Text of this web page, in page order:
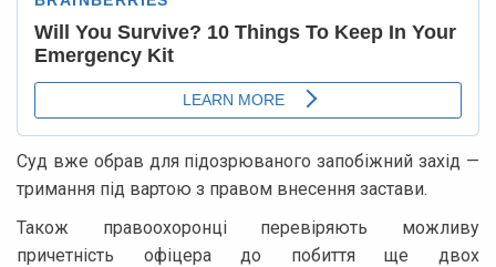
Суд вже обрав для підозрюваного запобіжний захід —
тримання під вартою з правом внесення застави.
Також правоохоронці перевіряють можливу
причетність офіцера до побиття ще двох